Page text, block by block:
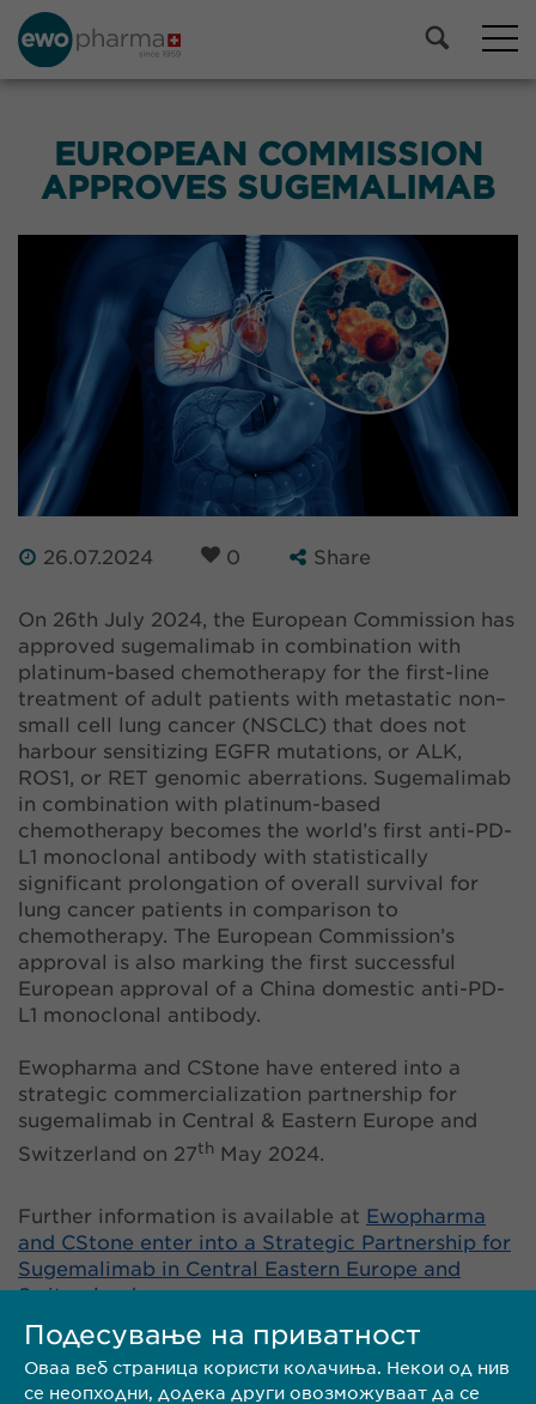
EUROPEAN COMMISSION
APPROVES SUGEMALIMAB
26.07.2024 0 Share
On 26th July 2024, the European Commission has
approved sugemalimab in combination with
platinum-based chemotherapy for the first-line
treatment of adult patients with metastatic non–
small cell lung cancer (NSCLC) that does not
harbour sensitizing EGFR mutations, or ALK,
ROS1, or RET genomic aberrations. Sugemalimab
in combination with platinum-based
chemotherapy becomes the world’s first anti-PD-
L1 monoclonal antibody with statistically
significant prolongation of overall survival for
lung cancer patients in comparison to
chemotherapy. The European Commission’s
approval is also marking the first successful
European approval of a China domestic anti-PD-
L1 monoclonal antibody.
Ewopharma and CStone have entered into a
strategic commercialization partnership for
sugemalimab in Central & Eastern Europe and
Switzerland on 27th May 2024.
Further information is available at Ewopharma
and CStone enter into a Strategic Partnership for
Sugemalimab in Central Eastern Europe and
Switzerland
Подесување на приватност
Оваа веб страница користи колачиња. Некои од нив
се неопходни, додека други овозможуваат да се